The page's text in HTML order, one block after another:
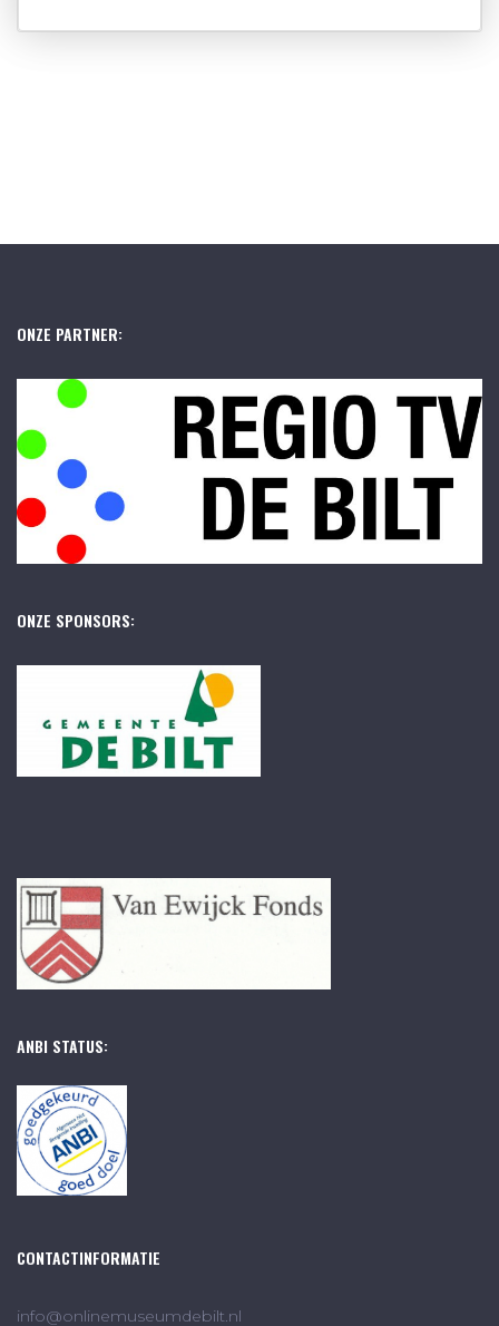
ONZE PARTNER:
ONZE SPONSORS:
ANBI STATUS:
CONTACTINFORMATIE
info@onlinemuseumdebilt.nl